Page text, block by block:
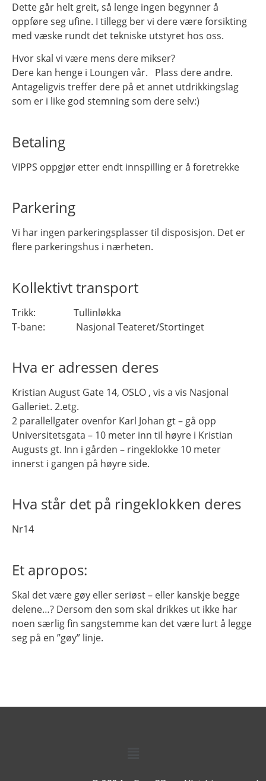
Dette går helt greit, så lenge ingen begynner å
oppføre seg ufine. I tillegg ber vi dere være forsikting
med væske rundt det tekniske utstyret hos oss.
Hvor skal vi være mens dere mikser?
Dere kan henge i Loungen vår. Plass dere andre.
Antageligvis treffer dere på et annet utdrikkingslag
som er i like god stemning som dere selv:)
Betaling
VIPPS oppgjør etter endt innspilling er å foretrekke
Parkering
Vi har ingen parkeringsplasser til disposisjon. Det er
flere parkeringshus i nærheten.
Kollektivt transport
Trikk: Tullinløkka
T-bane: Nasjonal Teateret/Stortinget
Hva er adressen deres
Kristian August Gate 14, OSLO , vis a vis Nasjonal
Galleriet. 2.etg.
2 parallellgater ovenfor Karl Johan gt – gå opp
Universitetsgata – 10 meter inn til høyre i Kristian
Augusts gt. Inn i gården – ringeklokke 10 meter
innerst i gangen på høyre side.
Hva står det på ringeklokken deres
Nr14
Et apropos:
Skal det være gøy eller seriøst – eller kanskje begge
delene…? Dersom den som skal drikkes ut ikke har
noen særlig fin sangstemme kan det være lurt å legge
seg på en ”gøy” linje.